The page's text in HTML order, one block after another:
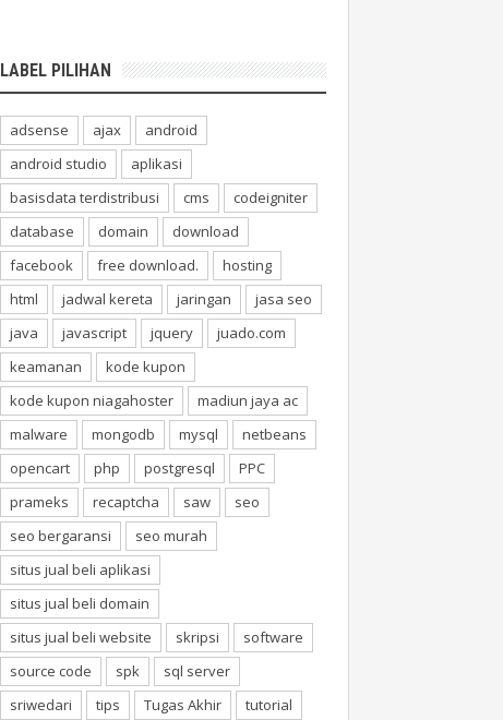
LABEL PILIHAN
adsense ajax
android
android studio
aplikasi
basisdata terdistribusi
cms
codeigniter
database
domain
download
facebook
free download.
hosting
html
jadwal kereta jaringan
jasa seo
java
javascript jquery
juado.com
keamanan
kode kupon
kode kupon niagahoster
madiun jaya ac
malware
mongodb mysql
netbeans
opencart
php postgresql
PPC
prameks
recaptcha saw
seo
seo bergaransi
seo murah
situs jual beli aplikasi
situs jual beli domain
situs jual beli website
skripsi
software
source code
spk
sql server
sriwedari
tips Tugas Akhir
tutorial